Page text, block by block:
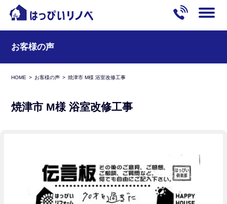
お客様の声
HOME お客様の声 焼津市 M様 浴室改修工事
焼津市 M様 浴室改修工事